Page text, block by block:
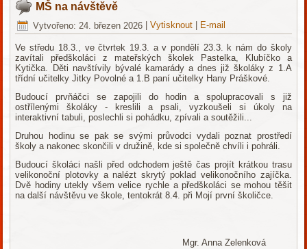
MŠ na návštěvě
Vytvořeno: 24. březen 2026 |Vytisknout E-mail
Ve středu 18.3., ve čtvrtek 19.3. a v pondělí 23.3. k nám do školy
zavítali předškoláci z mateřských školek Pastelka, Klubíčko a
Kytička. Děti navštívily bývalé kamarády a dnes již školáky z 1.A
třídní učitelky Jitky Povolné a 1.B paní učitelky Hany Práškové.
Budoucí prvňáčci se zapojili do hodin a spolupracovali s již
ostřílenými školáky - kreslili a psali, vyzkoušeli si úkoly na
interaktivní tabuli, poslechli si pohádku, zpívali a soutěžili...
Druhou hodinu se pak se svými průvodci vydali poznat prostředí
školy a nakonec skončili v družině, kde si společně chvíli i pohráli.
Budoucí školáci našli před odchodem ještě čas projít krátkou trasu
velikonoční plotovky a nalézt skrytý poklad velikonočního zajíčka.
Dvě hodiny utekly všem velice rychle a předškoláci se mohou těšit
na další návštěvu ve škole, tentokrát 8.4. při Mojí první školičce.
Mgr. Anna Zelenková